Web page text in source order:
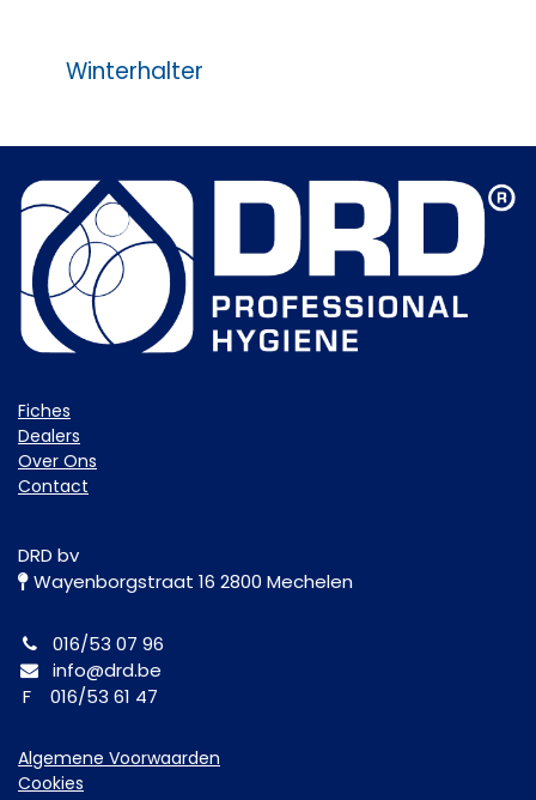
Winterhalter
Fiche​s
Dealers
Over Ons
Contact
DRD bv
Wayenborgstraat 16 2800 Mechelen
016/53 07 96
info@drd.be
F 016/53 61 47
Algemene Voorwaarden
Cookies